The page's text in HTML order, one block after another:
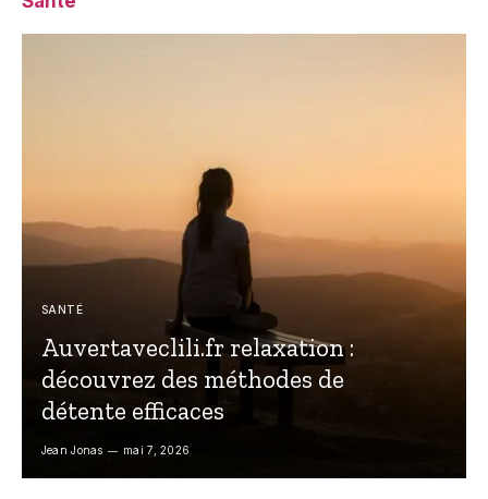
SANTÉ
Auvertaveclili.fr relaxation :
découvrez des méthodes de
détente efficaces
Jean Jonas mai 7, 2026